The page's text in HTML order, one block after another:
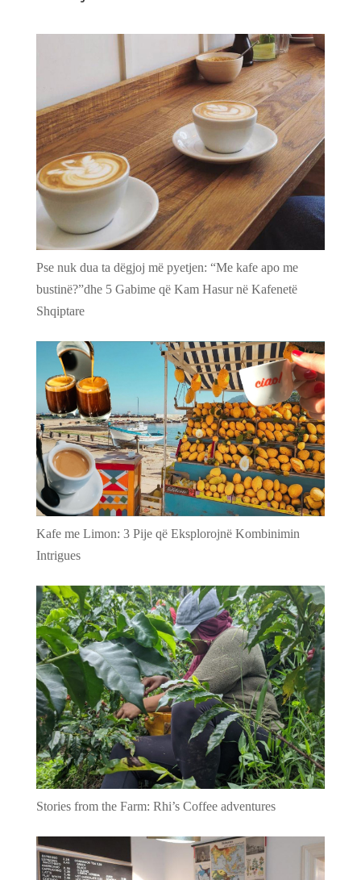
Pse nuk dua ta dëgjoj më pyetjen: “Me kafe apo me
bustinë?”dhe 5 Gabime që Kam Hasur në Kafenetë
Shqiptare
Kafe me Limon: 3 Pije që Eksplorojnë Kombinimin
Intrigues
Stories from the Farm: Rhi’s Coffee adventures